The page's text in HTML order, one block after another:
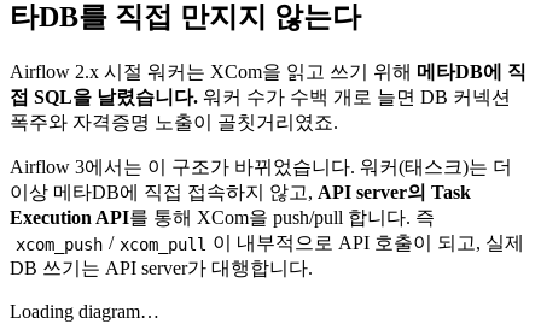
타DB를 직접 만지지 않는다
Airflow 2.x 시절 워커는 XCom을 읽고 쓰기 위해 메타DB에 직
접 SQL을 날렸습니다. 워커 수가 수백 개로 늘면 DB 커넥션
폭주와 자격증명 노출이 골칫거리였죠.
Airflow 3에서는 이 구조가 바뀌었습니다. 워커(태스크)는 더
이상 메타DB에 직접 접속하지 않고, API server의 Task
Execution API를 통해 XCom을 push/pull 합니다. 즉
xcom_push / xcom_pull 이 내부적으로 API 호출이 되고, 실제
DB 쓰기는 API server가 대행합니다.
Loading diagram…